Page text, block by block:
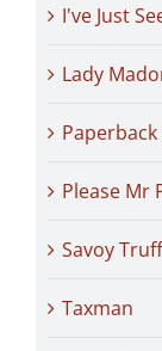
I've Just
Lady
Please Mr
Savoy
Taxman